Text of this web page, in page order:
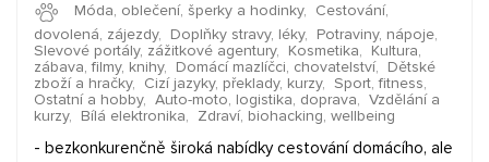
Móda, oblečení, šperky a hodinky, Cestování,
dovolená, zájezdy, Doplňky stravy, léky, Potraviny, nápoje,
Slevové portály, zážitkové agentury, Kosmetika, Kultura,
zábava, filmy, knihy, Domácí mazlíčci, chovatelství, Dětské
zboží a hračky, Cizí jazyky, překlady, kurzy, Sport, fitness,
Ostatní a hobby, Auto-moto, logistika, doprava, Vzdělání a
kurzy, Bílá elektronika, Zdraví, biohacking, wellbeing
- bezkonkurenčně široká nabídky cestování domácího, ale